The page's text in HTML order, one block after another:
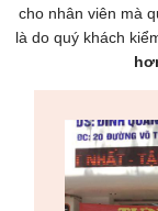
cho nhân viên mà
là do quý khách